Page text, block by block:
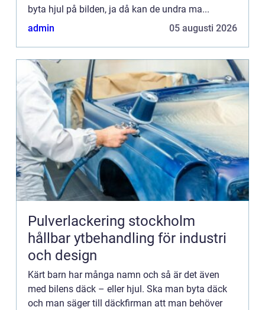
byta hjul på bilden, ja då kan de undra ma...
admin
05 augusti 2026
Pulverlackering stockholm
hållbar ytbehandling för industri
och design
Kärt barn har många namn och så är det även
med bilens däck – eller hjul. Ska man byta däck
och man säger till däckfirman att man behöver